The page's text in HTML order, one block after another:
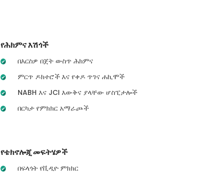
የሕክምና እሽጎች
በእርስዎ በጀት ውስጥ ሕክምና
ምርጥ ዶክተሮች እና የቀዶ ጥገና ሐኪሞች
NABH እና JCI እውቅና ያላቸው ሆስፒታሎች
በርካታ የምክክር አማራጮች
የቴክኖሎጂ መፍትሄዎች
በፍላጎት የቪዲዮ ምክክር